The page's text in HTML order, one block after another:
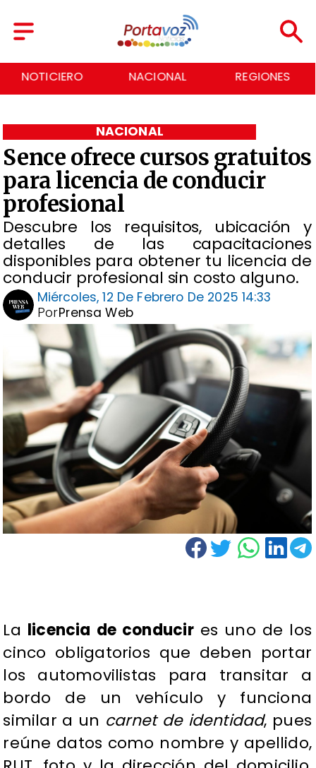
NOTICIERO NACIONAL REGIONES
Sence ofrece cursos gratuitos
para licencia de conducir
profesional
Descubre los requisitos, ubicación y
detalles de las capacitaciones
disponibles para obtener tu licencia de
conducir profesional sin costo alguno.
NACIONAL
Miércoles, 12 De Febrero De 2025 14:33
Prensa Web
Por
La licencia de conducires uno de los
cinco obligatorios que deben portar
los automovilistas para transitar a
bordo de un vehículo y funciona
similar a un carnet de identidad, pues
reúne datos como nombre y apellido,